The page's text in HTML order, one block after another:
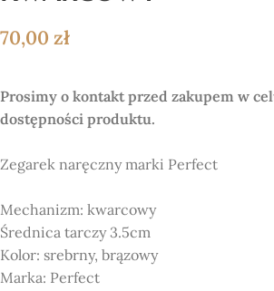
70,00 zł
Prosimy o kontakt przed zakupem w
dostępności produktu.
Zegarek naręczny marki Perfect
Mechanizm: kwarcowy
Średnica tarczy 3.5cm
Kolor: srebrny, brązowy
Marka: Perfect